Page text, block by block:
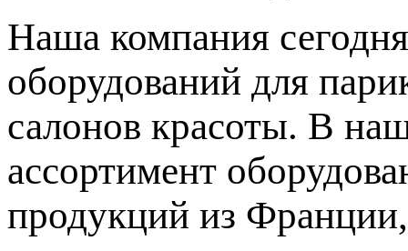
Наша компания
оборудований для
салонов красоты. В
ассортимент
продукций из